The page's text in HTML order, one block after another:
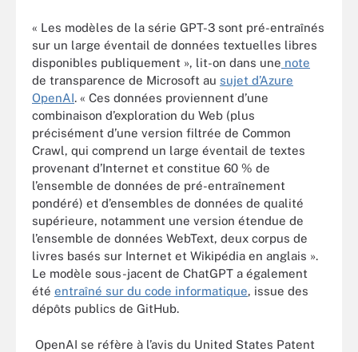
« Les modèles de la série GPT-3 sont pré-entraînés
sur un large éventail de données textuelles libres
disponibles publiquement », lit-on dans une note
de transparence de Microsoft au sujet d’Azure
OpenAI. « Ces données proviennent d’une
combinaison d’exploration du Web (plus
précisément d’une version filtrée de Common
Crawl, qui comprend un large éventail de textes
provenant d’Internet et constitue 60 % de
l’ensemble de données de pré-entraînement
pondéré) et d’ensembles de données de qualité
supérieure, notamment une version étendue de
l’ensemble de données WebText, deux corpus de
livres basés sur Internet et Wikipédia en anglais ».
Le modèle sous-jacent de ChatGPT a également
été entraîné sur du code informatique, issue des
dépôts publics de GitHub.
OpenAI se réfère à l’avis du United States Patent